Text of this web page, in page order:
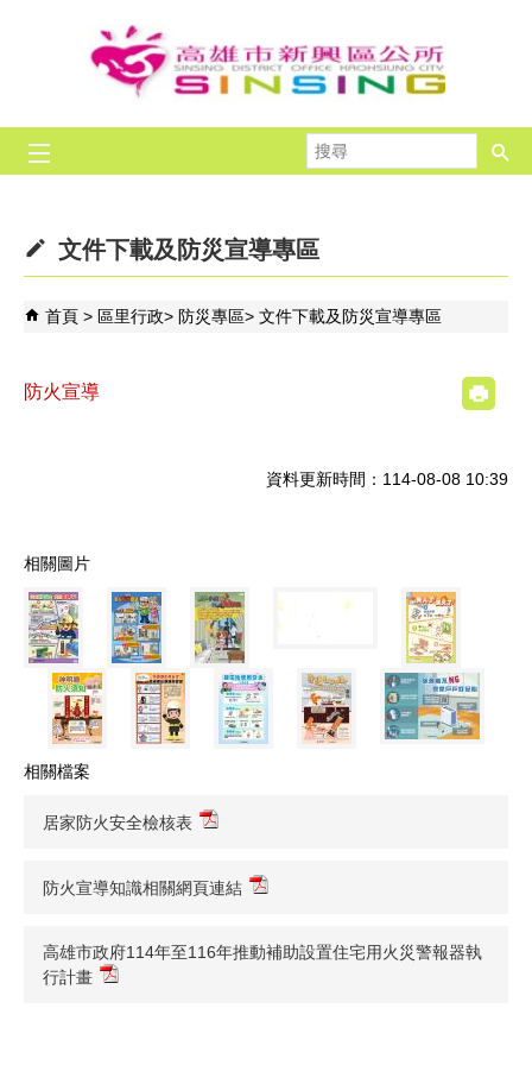
跳到主要內容區塊
尋
文件下載及防災宣導專區
首頁 區里行政 防災專區 文件下載及防災宣導專區
防火宣導
資料更新時間：114-08-08 10:39
相關圖片
相關檔案
居家防火安全檢核表
防火宣導知識相關網頁連結
高雄市政府114年至116年推動補助設置住宅用火災警報器執
行計畫